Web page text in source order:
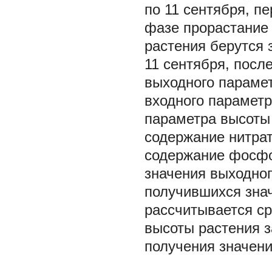
по 11 сентября,
фазе
растения
11 сентября,
выходного
входного
параметра
содержание
содержание
значения
получившихся
рассчитывается
высоты растения
получения